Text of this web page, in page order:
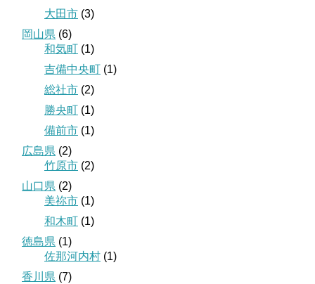
大田市 (3)
岡山県 (6)
和気町 (1)
吉備中央町 (1)
総社市 (2)
勝央町 (1)
備前市 (1)
広島県 (2)
竹原市 (2)
山口県 (2)
美祢市 (1)
和木町 (1)
徳島県 (1)
佐那河内村 (1)
香川県 (7)